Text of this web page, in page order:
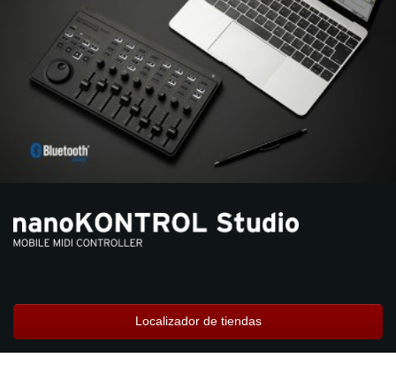
Eventos
Soporte
Localizador de Tiendas
Noticias
Acerca de KORG
Localizador de tiendas